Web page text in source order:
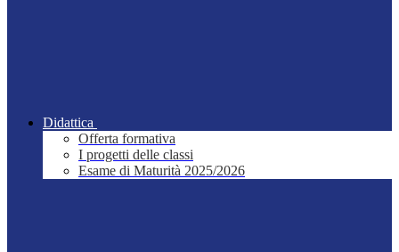
Didattica
Offerta formativa
I progetti delle classi
Esame di Maturità 2025/2026